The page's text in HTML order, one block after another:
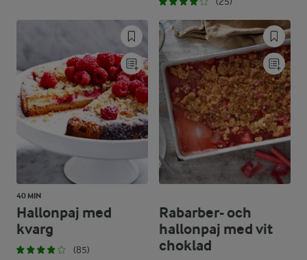
40 MIN
Hallonpaj med
kvarg
(85)
Rabarber- och
hallonpaj med vit
choklad